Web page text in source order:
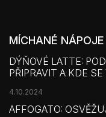
MÍCHANÉ
DÝŇOVÉ LATTE:
PŘIPRAVIT A KDE
4.10.2024
AFFOGATO: